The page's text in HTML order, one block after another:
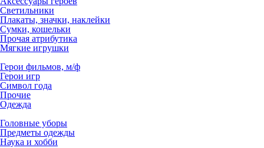
Светильники
Плакаты, значки, наклейки
Сумки, кошельки
Прочая атрибутика
Мягкие игрушки
Герои фильмов, м/ф
Герои игр
Символ года
Прочие
Одежда
Головные уборы
Предметы одежды
Наука и хобби